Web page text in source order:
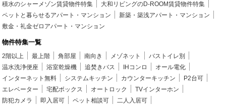
積水のシャーメゾン賃貸物件特集
大和リビングのD-ROOM賃貸物件特集
ペットと暮らせるアパート・マンション
新築・築浅アパート・マンション
敷金・礼金ゼロアパート・マンション
物件特集一覧
2階以上 最上階 角部屋 南向き メゾネット
バストイレ別
温水洗浄便座
浴室乾燥機 追焚きバス IHコンロ
オール電化
インターネット無料
システムキッチン カウンターキッチン
P2台可
エレベーター
宅配ボックス オートロック
TVインターホン
防犯カメラ
即入居可 ペット相談可
二人入居可